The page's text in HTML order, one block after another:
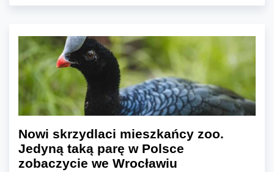
Nowi skrzydlaci mieszkańcy zoo.
Jedyną taką parę w Polsce
zobaczycie we Wrocławiu